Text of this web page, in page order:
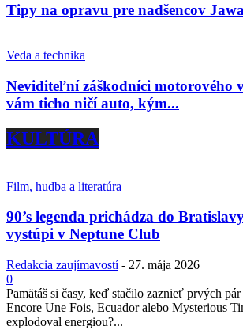
Tipy na opravu pre nadšencov
Veda a technika
Neviditeľní záškodníci motorového
vám ticho ničí auto, kým...
KULTÚRA
Film, hudba a literatúra
90’s legenda prichádza do
vystúpi v Neptune Club
Redakcia zaujímavostí - 27. mája 2026
0
Pamätáš si časy, keď stačilo zaznieť prvých
Encore Une Fois, Ecuador alebo Mysterious
explodoval energiou?...